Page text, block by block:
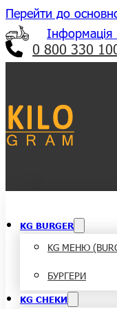
Перейти до
Інформація
0 800 330
KG BURGER
KG МЕНЮ
БУРГЕРИ
KG СНЕКИ